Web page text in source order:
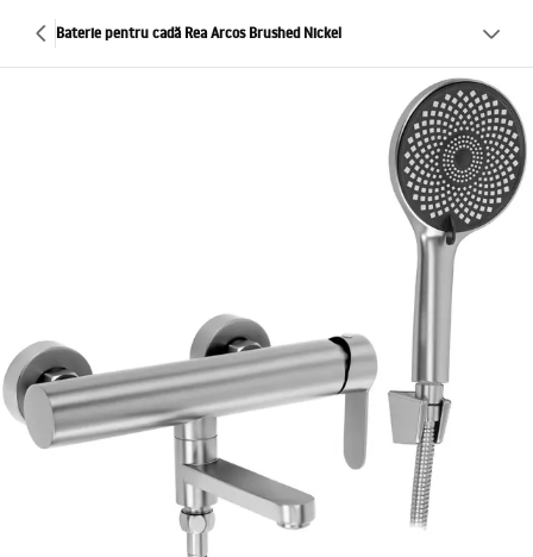
Baterie pentru cadă Rea Arcos Brushed Nickel